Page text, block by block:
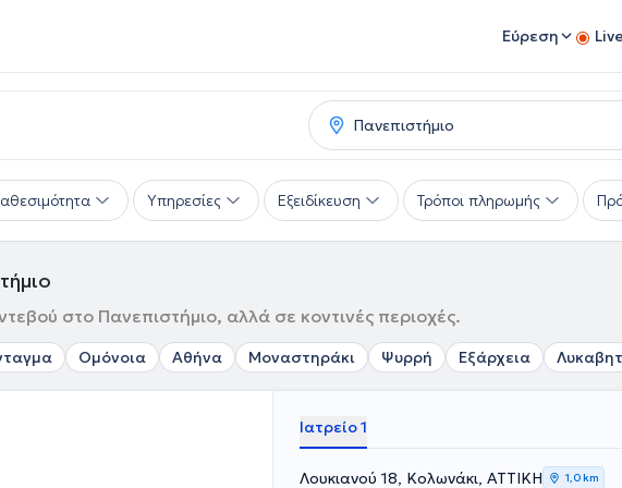
Εύρεση
Υπηρεσίες Εξειδίκευση Τρόποι πληρωμής
στο Πανεπιστήμιο, αλλά σε κοντινές περιοχές.
Ομόνοια Αθήνα Μοναστηράκι Ψυρρή Εξάρχεια
Ιατρείο 1
Λουκιανού 18, Κολωνάκι, ΑΤΤΙΚΗ 1,0 km